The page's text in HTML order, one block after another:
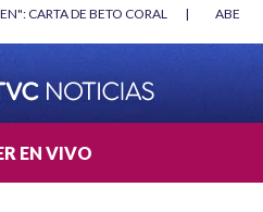
CARTA DE BETO CORAL |
EN VIVO